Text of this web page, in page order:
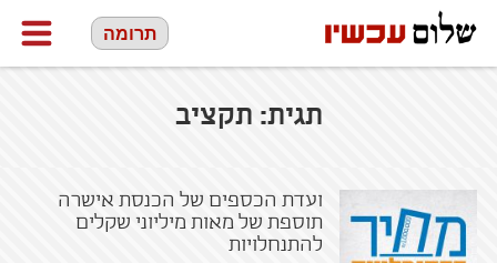
תרומה
תגית: תקציב
ועדת הכספים של הכנסת אישרה
תוספת של מאות מיליוני שקלים
להתנחלויות